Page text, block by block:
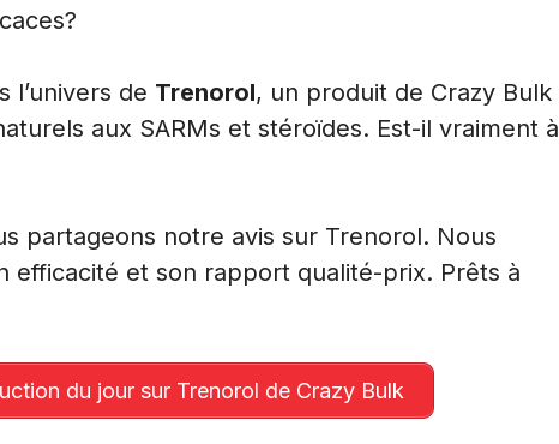
l’univers de Trenorol, un produit de Crazy Bulk
aux SARMs et stéroïdes. Est-il vraiment à
partageons notre avis sur Trenorol. Nous
efficacité et son rapport qualité-prix. Prêts à
du jour sur Trenorol de Crazy Bulk